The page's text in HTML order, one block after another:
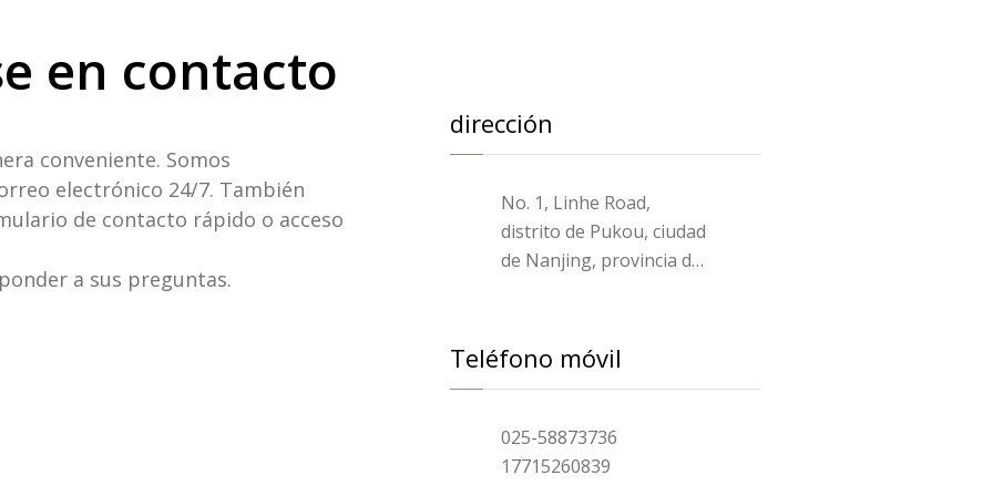
China,
A PIE ALTON AL-900 | SOLUCIÓN DE LIMPIEZA PROFESIONAL
de
en contacto
conveniente. Somos
electrónico 24/7. También
de contacto rápido o acceso
a sus preguntas.
dirección
No. 1, Linhe Road,
distrito de Pukou, ciudad
de Nanjing, provincia de
Teléfono móvil
025-58873736
17715260839